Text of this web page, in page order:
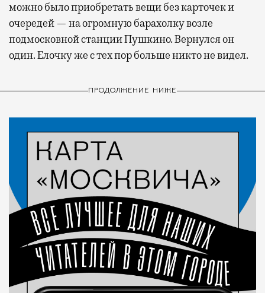
можно было приобретать вещи без карточек и
очередей — на огромную барахолку возле
подмосковной станции Пушкино. Вернулся он
один. Елочку же с тех пор больше никто не видел.
ПРОДОЛЖЕНИЕ НИЖЕ